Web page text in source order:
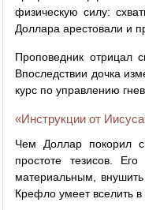
физическую силу:
Доллара арестовали и
Проповедник отрицал
Впоследствии дочка
курс по управлению
«Инструкции от
Чем Доллар покорил
простоте тезисов.
материальным, внушить
Крефло умеет вселить